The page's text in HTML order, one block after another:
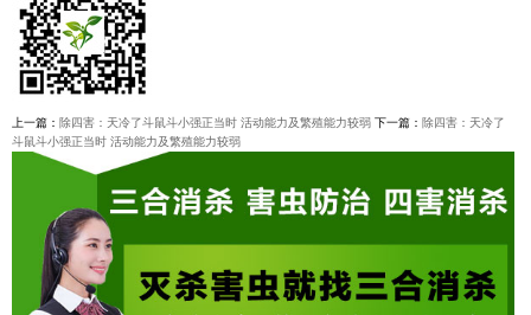
上一篇： 除四害：天冷了斗鼠斗小强正当时 活动能力及繁殖能力较弱 下一篇： 除四害：天冷了
斗鼠斗小强正当时 活动能力及繁殖能力较弱